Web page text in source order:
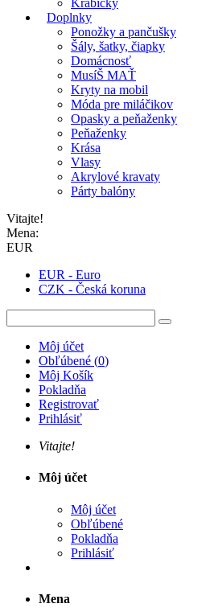
Krabičky
Doplnky
Ponožky a pančušky
Šály, šatky, čiapky
Domácnosť
MusíŠ MAŤ
Kryty na mobil
Móda pre miláčikov
Opasky a peňaženky
Peňaženky
Krása
Vlasy
Akrylové kravaty
Párty balóny
Vitajte!
Mena:
EUR
EUR - Euro
CZK - Česká koruna
Môj účet
Obľúbené (0)
Môj Košík
Pokladňa
Registrovať
Prihlásiť
Vitajte!
Môj účet
Môj účet
Obľúbené
Pokladňa
Prihlásiť
Mena